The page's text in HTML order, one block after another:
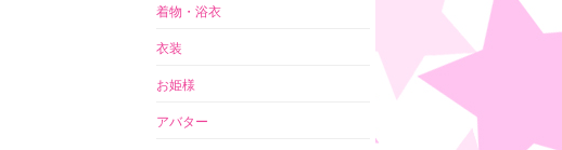
着物・浴衣
衣装
お姫様
アバター